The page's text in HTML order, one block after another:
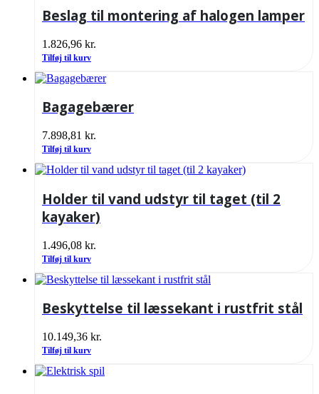
Beslag til montering af halogen lamper
1.826,96 kr.
Tilføj til kurv
Bagagebærer
7.898,81 kr.
Tilføj til kurv
Holder til vand udstyr til taget (til 2
kayaker)
1.496,08 kr.
Tilføj til kurv
Beskyttelse til læssekant i rustfrit stål
10.149,36 kr.
Tilføj til kurv